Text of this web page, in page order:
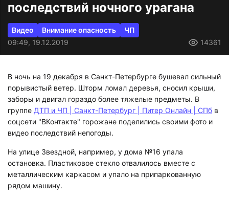
последствий ночного урагана
Видео Внимание опасность
ЧП
09:49, 19.12.2019
14361
В ночь на 19 декабря в Санкт-Петербурге бушевал сильный
порывистый ветер. Шторм ломал деревья, сносил крыши,
заборы и двигал гораздо более тяжелые предметы. В
группе ДТП и ЧП | Санкт-Петербург | Питер Онлайн | СПб в
соцсети "ВКонтакте" горожане поделились своими фото и
видео последствий непогоды.
На улице Звездной, например, у дома №16 упала
остановка. Пластиковое стекло отвалилось вместе с
металлическим каркасом и упало на припаркованную
рядом машину.